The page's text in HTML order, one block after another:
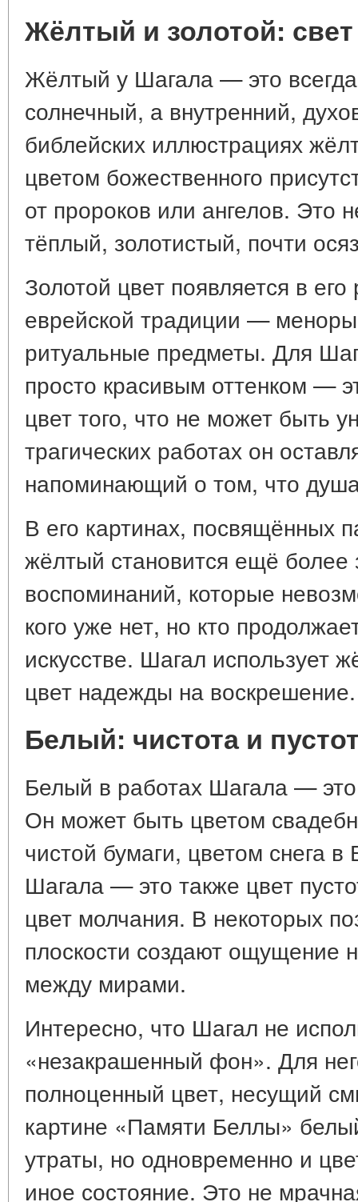
Жёлтый и золотой:
Жёлтый у Шагала — это
солнечный, а внутренний,
библейских иллюстрациях
цветом божественного
от пророков или ангелов. Это
тёплый, золотистый, почти
Золотой цвет появляется в
еврейской традиции —
ритуальные предметы. Для
просто красивым оттенком —
цвет того, что не может быть
трагических работах он
напоминающий о том, что
В его картинах, посвящённых
жёлтый становится ещё
воспоминаний, которые
кого уже нет, но кто
искусстве. Шагал использует
цвет надежды на воскрешение.
Белый: чистота и
Белый в работах Шагала —
Он может быть цветом
чистой бумаги, цветом снега
Шагала — это также цвет
цвет молчания. В некоторых
плоскости создают ощущение
между мирами.
Интересно, что Шагал не
«незакрашенный фон». Для
полноценный цвет, несущий
картине «Памяти Беллы»
утраты, но одновременно и
иное состояние. Это не